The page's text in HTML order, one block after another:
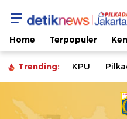
Home Terpopuler
Trending: KPU